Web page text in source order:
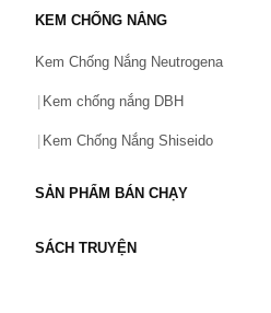
KEM CHỐNG NẮNG
Kem Chống Nắng Neutrogena
Kem chống nắng DBH
Kem Chống Nắng Shiseido
SẢN PHẨM BÁN CHẠY
SÁCH TRUYỆN